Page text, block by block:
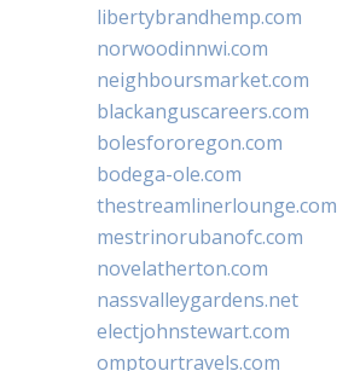
libertybrandhemp.com
norwoodinnwi.com
neighboursmarket.com
blackanguscareers.com
bolesfororegon.com
bodega-ole.com
thestreamlinerlounge.com
mestrinorubanofc.com
novelatherton.com
nassvalleygardens.net
electjohnstewart.com
omptourtravels.com